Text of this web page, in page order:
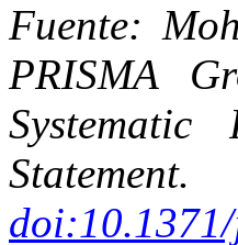
Fuente:
PRISMA
Systematic